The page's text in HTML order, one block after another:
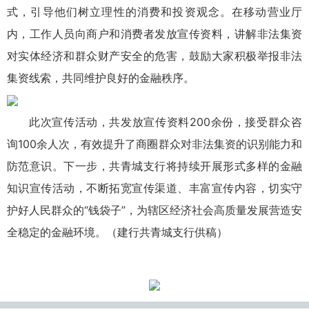
式，引导他们树立理性的消费和投资观念。在移动营业厅
内，工作人员向商户和消费者发放宣传资料，讲解非法集资
对实体经济和群众财产安全的危害，鼓励大家积极举报非法
集资线索，共同维护良好的金融秩序。
此次宣传活动，共发放宣传资料200余份，接受群众咨
询100余人次，有效提升了商圈群众对非法集资的识别能力和
防范意识。下一步，共青城支行将持续开展形式多样的金融
知识宣传活动，不断拓宽宣传渠道、丰富宣传内容，切实守
护好人民群众的“钱袋子”，为辖区经济社会高质量发展营造安
全稳定的金融环境。（建行共青城支行供稿）